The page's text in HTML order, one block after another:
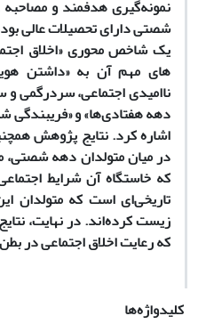
شصتی دارای تحصیلات عالی
یک شاخص محوری «اخلاق
های مهم آن به «داشتن
ناامیدی اجتماعی، سردرگمی
دهه هفتادی­‌ها» و «فریبندگی
اشاره کرد. نتایج پژوهش
در میان متولدان دهه
که خاستگاه آن شرایط
تاریخی‌ای است که متولدان
زیست کرده‌اند. در نهایت،
که رعایت اخلاق اجتماعی در
کلیدواژه‌ها